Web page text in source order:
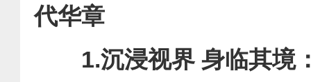
代华章
1.沉浸视界 身临其境